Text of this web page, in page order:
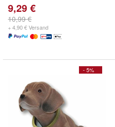
9,29 €
10,99 €
+ 4,90 € Versand
- 5%